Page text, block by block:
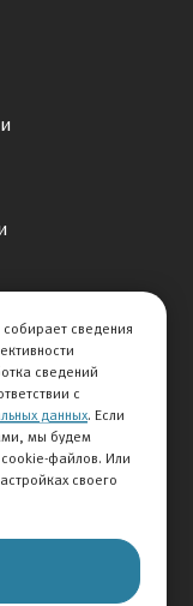
60
сведения
сведений
с
данных. Если
мы будем
cookie-файлов. Или
своего